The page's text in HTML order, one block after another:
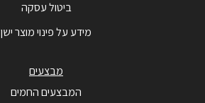
ביטול עסקה
מידע על פינוי מוצר ישן
מבצעים
המבצעים החמים